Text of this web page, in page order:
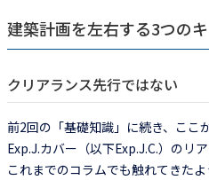
建築計画を左右する3つの
クリアランス先行ではない
前2回の「基礎知識」に続き、ここ
Exp.J.カバー（以下Exp.J.C.）のリ
これまでのコラムでも触れてきた